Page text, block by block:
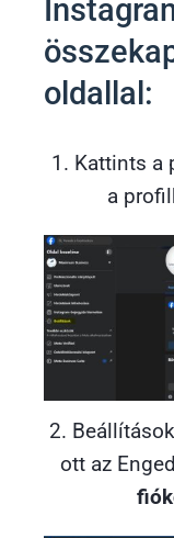
oldallal:
1. Kattints a
a
2.
ott az